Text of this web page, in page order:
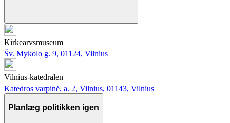
Kirkearvsmuseum
Šv. Mykolo g. 9, 01124, Vilnius
Vilnius-katedralen
Katedros varpinė, a. 2, Vilnius, 01143, Vilnius
Planlæg politikken igen